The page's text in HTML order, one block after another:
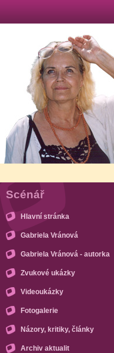
Scénář
Hlavní stránka
Gabriela Vránová
Gabriela Vránová - autorka
Zvukové ukázky
Videoukázky
Fotogalerie
Názory, kritiky, články
Archiv aktualit